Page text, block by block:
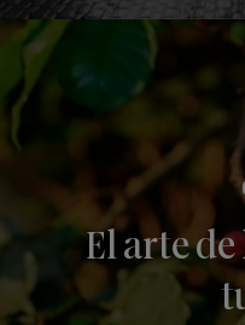
El arte de